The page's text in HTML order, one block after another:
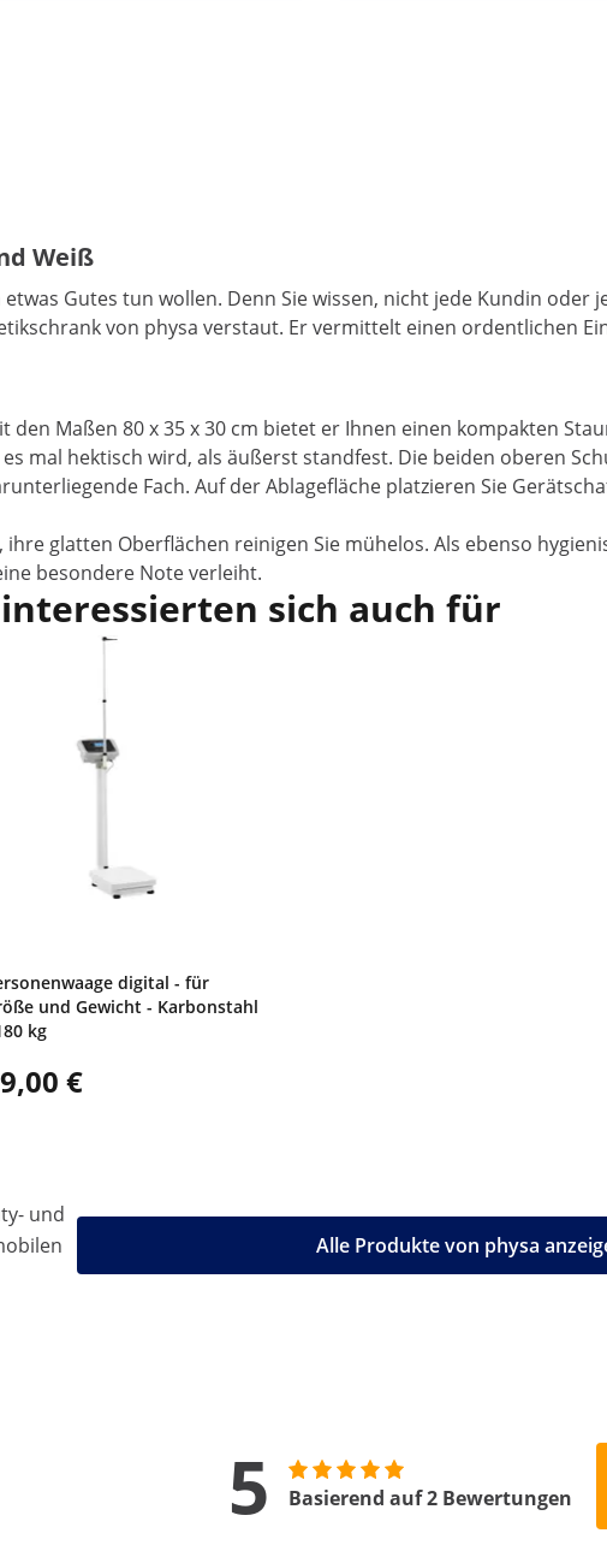
Weiß
Gutes tun wollen. Denn Sie wissen, nicht jede Kundin oder
von physa verstaut. Er vermittelt einen ordentlichen
Maßen 80 x 35 x 30 cm bietet er Ihnen einen kompakten
mal hektisch wird, als äußerst standfest. Die beiden oberen
Fach. Auf der Ablagefläche platzieren Sie
glatten Oberflächen reinigen Sie mühelos. Als ebenso
besondere Note verleiht.
sich auch für
digital - für
und Gewicht - Karbonstahl
kg
€
und
Alle Produkte von physa
5 Basierend auf 2 Bewertungen